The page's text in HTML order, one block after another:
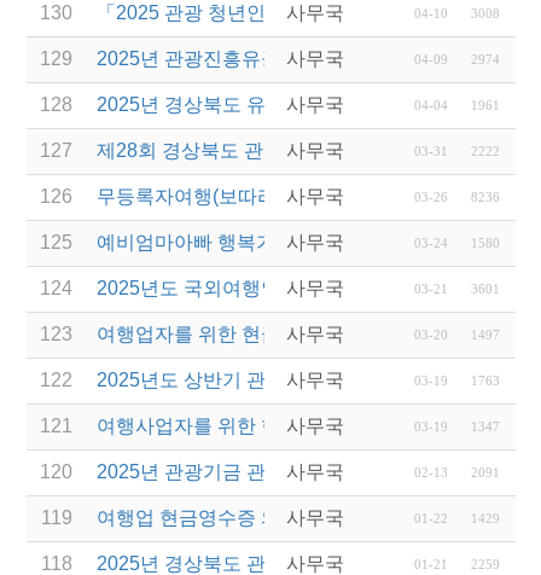
130 「2025 관광 청년인턴제 지원 사업」 참여 사업체
사무국 04-10 3008
129 2025년 관광진흥유공자 정부포상 대상자 추천
사무국 04-09 2974
128 2025년 경상북도 유니크베뉴를 활용한 MICE행사
사무국 04-04 1961
127 제28회 경상북도 관광기념품 공모전 개최
사무국 03-31 2222
126 무등록자여행(보따리) 알선행위 근절 위한 관계 기
사무국 03-26 8236
125 예비엄마아빠 행복가족여행 지원사업 전담여행사
사무국 03-24 1580
124 2025년도 국외여행인솔자(T/C) 소양교육(1차) 실
사무국 03-21 3601
123 여행업자를 위한 현금영수증 관련 웨비나 진행
사무국 03-20 1497
122 2025년도 상반기 관광진흥개발기금 융자 시행 변
사무국 03-19 1763
121 여행사업자를 위한 현금영수증 관련 웨비나 실시
사무국 03-19 1347
120 2025년 관광기금 관광사업체 운영자금 특별융자
사무국 02-13 2091
119 여행업 현금영수증 의무발행 합산발급(총액) 적용
사무국 01-22 1429
118 2025년 경상북도 관광서비스 시설환경개선 사업 공
사무국 01-21 2259